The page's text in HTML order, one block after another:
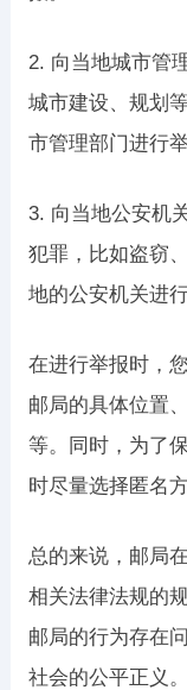
2. 向当地城市管
城市建设、规划
市管理部门进行举
3. 向当地公安机
犯罪，比如盗窃
地的公安机关进行
在进行举报时，
邮局的具体位置
等。同时，为了
时尽量选择匿名方
总的来说，邮局
相关法律法规的
邮局的行为存在
社会的公平正义